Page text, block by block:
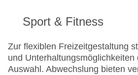
Sport & Fitness
Zur flexiblen Freizeitgestaltung
und Unterhaltungsmöglichkeiten
Auswahl. Abwechslung bieten